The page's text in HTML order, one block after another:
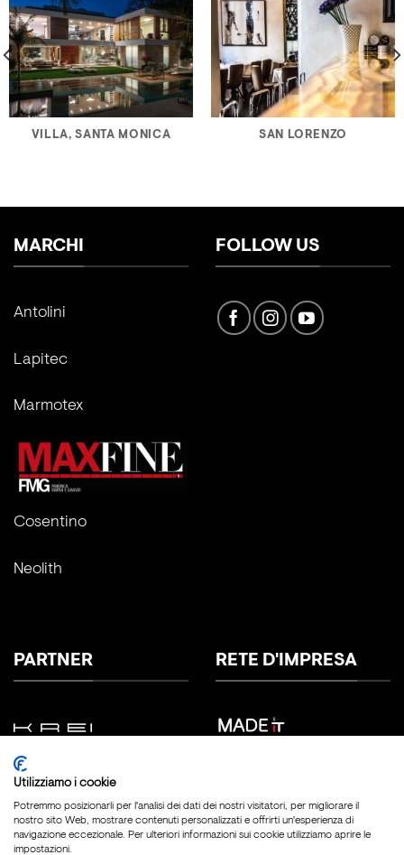
VILLA, SANTA MONICA SAN LORENZO
MARCHI
Antolini
Lapitec
Marmotex
Cosentino
Neolith
FOLLOW US
PARTNER RETE D'IMPRESA
Utilizziamo i cookie
Potremmo posizionarli per l'analisi dei dati dei nostri visitatori, per migliorare il
nostro sito Web, mostrare contenuti personalizzati e offrirti un'esperienza di
navigazione eccezionale. Per ulteriori informazioni sui cookie utilizziamo aprire le
impostazioni.